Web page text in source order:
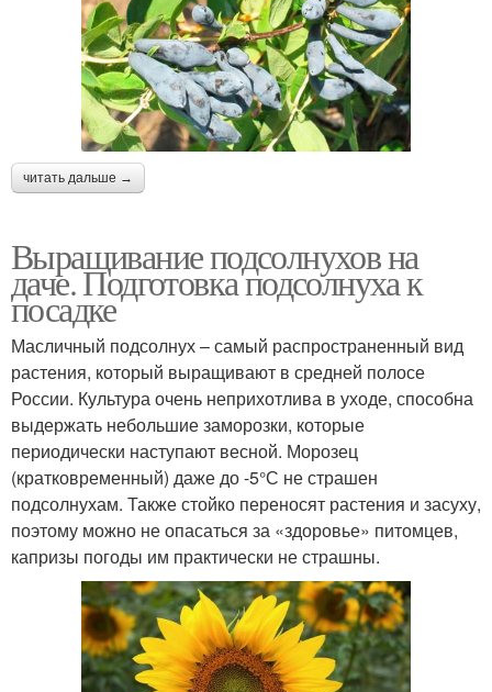
читать дальше →
Выращивание подсолнухов на
даче. Подготовка подсолнуха к
посадке
Масличный подсолнух – самый распространенный вид
растения, который выращивают в средней полосе
России. Культура очень неприхотлива в уходе, способна
выдержать небольшие заморозки, которые
периодически наступают весной. Морозец
(кратковременный) даже до -5°С не страшен
подсолнухам. Также стойко переносят растения и засуху,
поэтому можно не опасаться за «здоровье» питомцев,
капризы погоды им практически не страшны.